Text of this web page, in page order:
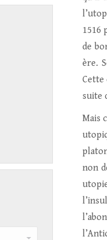
1516
de
ère.
Cette
suite
Mais
non